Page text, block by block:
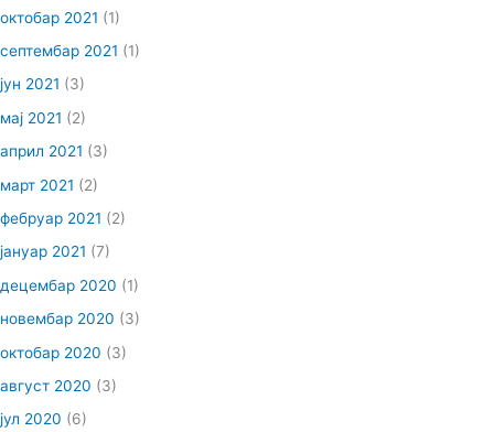
октобар 2021 (1)
септембар 2021 (1)
јун 2021 (3)
мај 2021 (2)
април 2021 (3)
март 2021 (2)
фебруар 2021 (2)
јануар 2021 (7)
децембар 2020 (1)
новембар 2020 (3)
октобар 2020 (3)
август 2020 (3)
јул 2020 (6)